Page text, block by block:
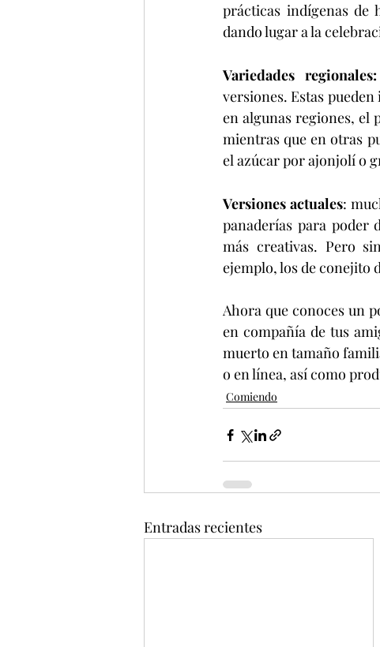
prácticas indígenas de
dando lugar a la
Variedades regionales:
versiones. Estas
en algunas regiones, el
mientras que en otras
el azúcar por ajonjolí o
Versiones actuales:
panaderías para poder
más creativas. Pero
ejemplo, los de conejito
Ahora que conoces un
en compañía de tus
muerto en tamaño
o en línea, así como
Comiendo
Entradas recientes